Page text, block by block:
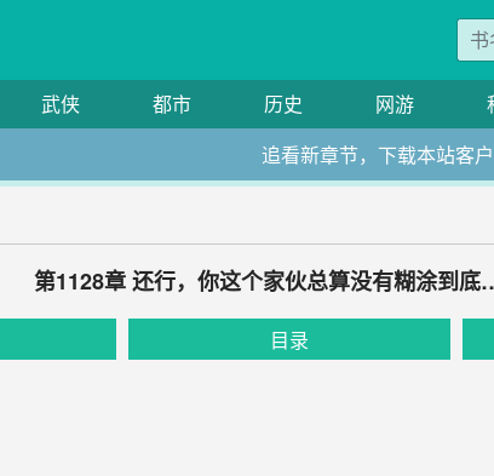
武侠 都市 历史 网游
追看新章节，下载本站客
第1128章 还行，你这个家伙总算没有糊涂到
目录